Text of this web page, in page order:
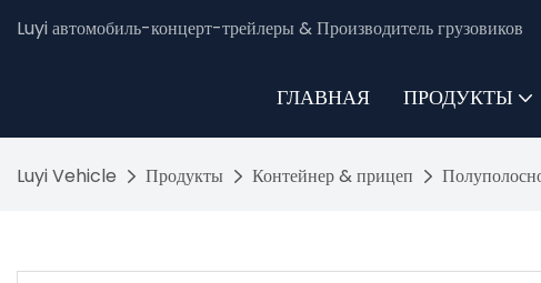
Luyi автомобиль-концерт-трейлеры & Производитель грузовиков
ГЛАВНАЯ ПРОДУКТЫ
Luyi Vehicle Продукты Контейнер & прицеп